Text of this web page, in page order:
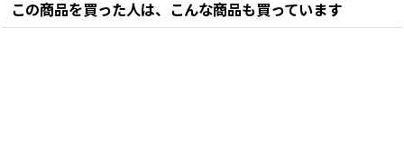
この商品を買った人は、こんな商品も買っています